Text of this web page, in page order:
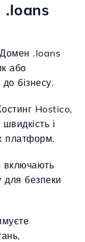
.loans
.loans
або
бізнесу.
Hostico,
і
платформ.
включають
для безпеки